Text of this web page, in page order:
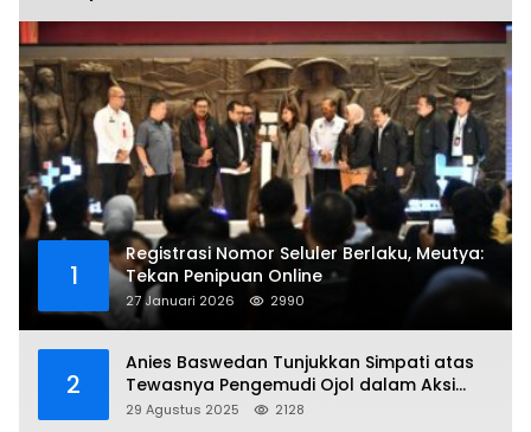
1
Registrasi Nomor Seluler Berlaku, Meutya:
Tekan Penipuan Online
27 Januari 2026 2990
2
Anies Baswedan Tunjukkan Simpati atas
Tewasnya Pengemudi Ojol dalam Aksi
Demo
29 Agustus 2025 2128